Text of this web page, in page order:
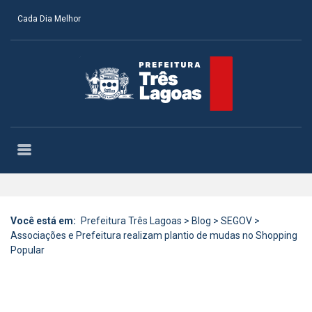
Cada Dia Melhor
Você está em: Prefeitura Três Lagoas > Blog > SEGOV >
Associações e Prefeitura realizam plantio de mudas no Shopping
Popular